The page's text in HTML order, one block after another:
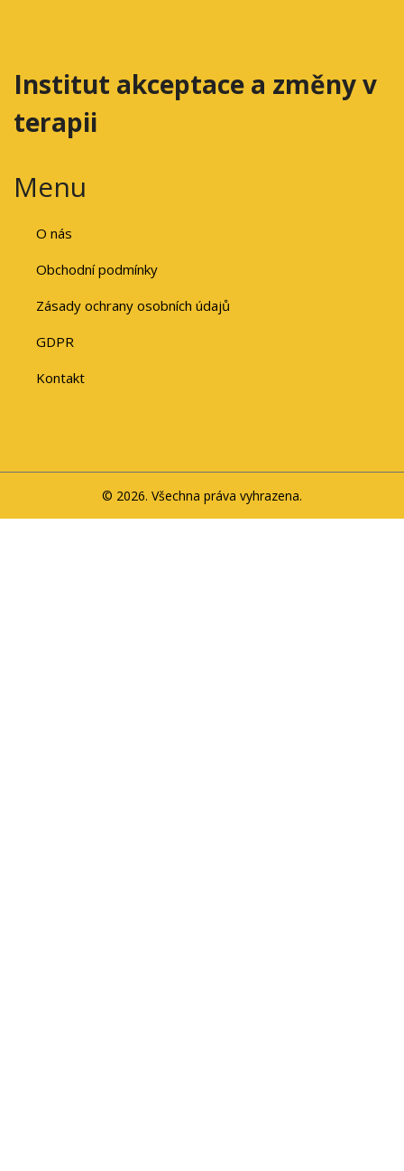
Institut akceptace a změny v
terapii
Menu
O nás
Obchodní podmínky
Zásady ochrany osobních údajů
GDPR
Kontakt
© 2026. Všechna práva vyhrazena.